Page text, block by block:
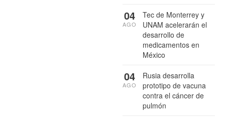
Tec de Monterrey y
UNAM acelerarán el
desarrollo de
medicamentos en
México
04
AGO
Rusia desarrolla
prototipo de vacuna
contra el cáncer de
pulmón
04
AGO